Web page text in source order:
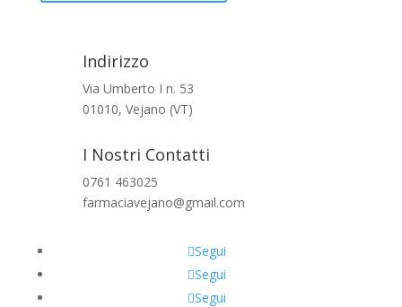
Indirizzo
Via Umberto I n. 53
01010, Vejano (VT)
I Nostri Contatti
0761 463025
farmaciavejano@gmail.com
Segui
Segui
Segui